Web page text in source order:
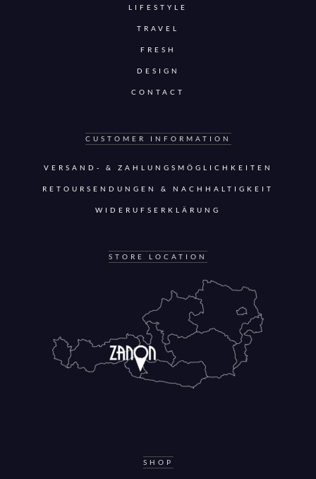
LIFESTYLE
TRAVEL
FRESH
DESIGN
CONTACT
CUSTOMER INFORMATION
VERSAND- & ZAHLUNGSMÖGLICHKEITEN
RETOURSENDUNGEN & NACHHALTIGKEIT
WIDERUFSERKLÄRUNG
STORE LOCATION
SHOP